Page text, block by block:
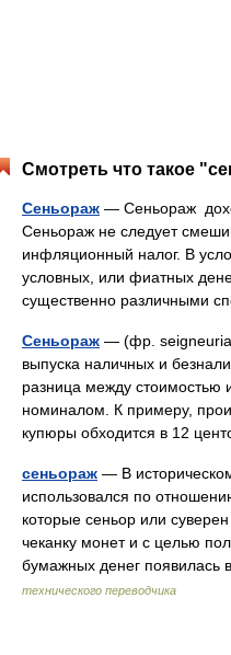
Смотреть что такое
Сеньораж — Сеньораж
Сеньораж не следует
инфляционный налог. В
условных, или фиатных
существенно различными
Сеньораж — (фр.
выпуска наличных и
разница между стоимостью
номиналом. К примеру,
купюры обходится в 12
сеньораж — В
использовался по
которые сеньор или
чеканку монет и с целью
бумажных денег
технического переводчика